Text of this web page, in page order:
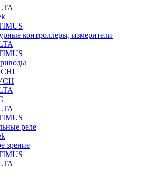
контроллеры, измерители
реле
зрение